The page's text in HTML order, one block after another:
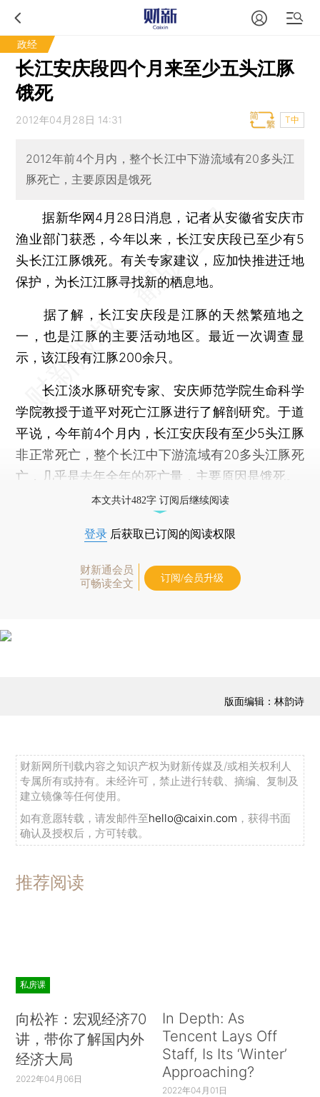
政经
长江安庆段四个月来至少五头江豚
饿死
2012年04月28日 14:31 T中
2012年前4个月内，整个长江中下游流域有20多头江
豚死亡，主要原因是饿死
据新华网4月28日消息，记者从安徽省安庆市
渔业部门获悉，今年以来，长江安庆段已至少有5
头长江江豚饿死。有关专家建议，应加快推进迁地
保护，为长江江豚寻找新的栖息地。
据了解，长江安庆段是江豚的天然繁殖地之
一，也是江豚的主要活动地区。最近一次调查显
示，该江段有江豚200余只。
长江淡水豚研究专家、安庆师范学院生命科学
学院教授于道平对死亡江豚进行了解剖研究。于道
平说，今年前4个月内，长江安庆段有至少5头江豚
非正常死亡，整个长江中下游流域有20多头江豚死
亡，几乎是去年全年的死亡量，主要原因是饿死。
本文共计482字 订阅后继续阅读
登录 后获取已订阅的阅读权限
财新通会员
可畅读全文
订阅/会员升级
版面编辑：林韵诗
财新网所刊载内容之知识产权为财新传媒及/或相关权利人
专属所有或持有。未经许可，禁止进行转载、摘编、复制及
建立镜像等任何使用。
如有意愿转载，请发邮件至hello@caixin.com ，获得书面
确认及授权后，方可转载。
推荐阅读
私房课
向松祚：宏观经济70
讲，带你了解国内外
经济大局
2022年04月06日
In Depth: As
Tencent Lays Off
Staff, Is Its ‘Winter’
Approaching?
2022年04月01日